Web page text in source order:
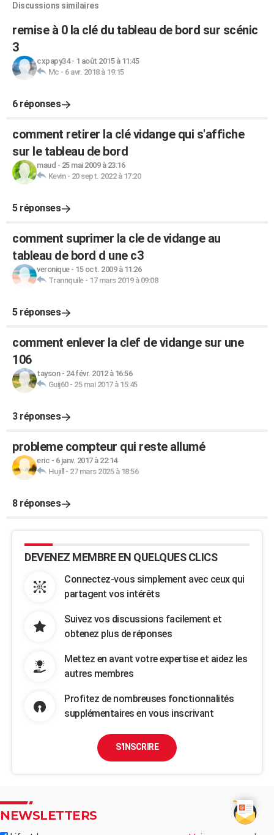
Discussions similaires
remise à 0 la clé du tableau de bord sur scénic
3
cxpapy34- 1 août 2015 à 11:45
Mc - 6 avr. 2018 à 19:15
6 réponses
comment retirer la clé vidange qui s'affiche
sur le tableau de bord
maud - 25 mai 2009 à 23:16
Kevin- 20 sept. 2022 à 17:20
5 réponses
comment suprimer la cle de vidange au
tableau de bord d une c3
veronique- 15 oct. 2009 à 11:26
Trannquile- 17 mars 2019 à 09:08
5 réponses
comment enlever la clef de vidange sur une
106
tayson- 24 févr. 2012 à 16:56
Guij60- 25 mai 2017 à 15:45
3 réponses
probleme compteur qui reste allumé
eric - 6 janv. 2017 à 22:14
Hujill - 27 mars 2025 à 18:56
8 réponses
DEVENEZ MEMBRE EN QUELQUES CLICS
Connectez-vous simplement avec ceux qui
partagent vos intérêts
Suivez vos discussions facilement et
obtenez plus de réponses
Mettez en avant votre expertise et aidez les
autres membres
Profitez de nombreuses fonctionnalités
supplémentaires en vous inscrivant
S'INSCRIRE
NEWSLETTERS